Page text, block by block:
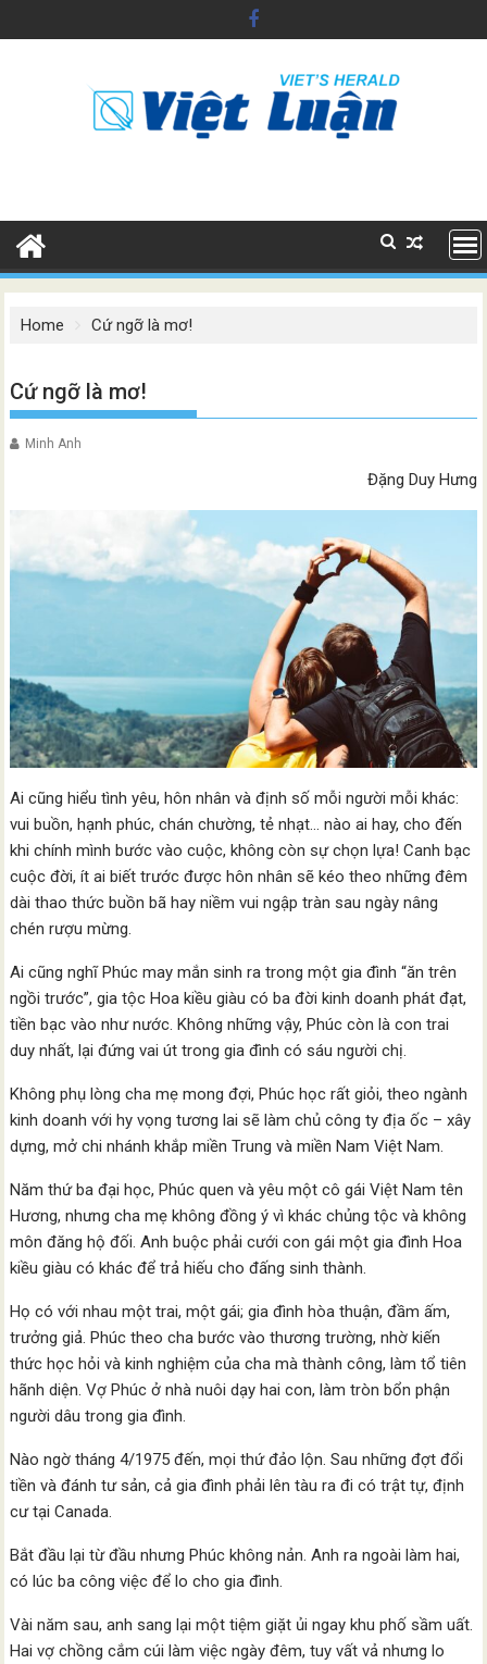
to
Home Cứ ngỡ là mơ!
Cứ ngỡ là mơ!
Minh Anh
Đặng Duy Hưng
Ai cũng hiểu tình yêu, hôn nhân và định số mỗi người mỗi khác:
vui buồn, hạnh phúc, chán chường, tẻ nhạt… nào ai hay, cho đến
khi chính mình bước vào cuộc, không còn sự chọn lựa! Canh bạc
cuộc đời, ít ai biết trước được hôn nhân sẽ kéo theo những đêm
dài thao thức buồn bã hay niềm vui ngập tràn sau ngày nâng
chén rượu mừng.
Ai cũng nghĩ Phúc may mắn sinh ra trong một gia đình “ăn trên
ngồi trước”, gia tộc Hoa kiều giàu có ba đời kinh doanh phát đạt,
tiền bạc vào như nước. Không những vậy, Phúc còn là con trai
duy nhất, lại đứng vai út trong gia đình có sáu người chị.
Không phụ lòng cha mẹ mong đợi, Phúc học rất giỏi, theo ngành
kinh doanh với hy vọng tương lai sẽ làm chủ công ty địa ốc – xây
dựng, mở chi nhánh khắp miền Trung và miền Nam Việt Nam.
Năm thứ ba đại học, Phúc quen và yêu một cô gái Việt Nam tên
Hương, nhưng cha mẹ không đồng ý vì khác chủng tộc và không
môn đăng hộ đối. Anh buộc phải cưới con gái một gia đình Hoa
kiều giàu có khác để trả hiếu cho đấng sinh thành.
Họ có với nhau một trai, một gái; gia đình hòa thuận, đầm ấm,
trưởng giả. Phúc theo cha bước vào thương trường, nhờ kiến
thức học hỏi và kinh nghiệm của cha mà thành công, làm tổ tiên
hãnh diện. Vợ Phúc ở nhà nuôi dạy hai con, làm tròn bổn phận
người dâu trong gia đình.
Nào ngờ tháng 4/1975 đến, mọi thứ đảo lộn. Sau những đợt đổi
tiền và đánh tư sản, cả gia đình phải lên tàu ra đi có trật tự, định
cư tại Canada.
Bắt đầu lại từ đầu nhưng Phúc không nản. Anh ra ngoài làm hai,
có lúc ba công việc để lo cho gia đình.
Vài năm sau, anh sang lại một tiệm giặt ủi ngay khu phố sầm uất.
Hai vợ chồng cắm cúi làm việc ngày đêm, tuy vất vả nhưng lo